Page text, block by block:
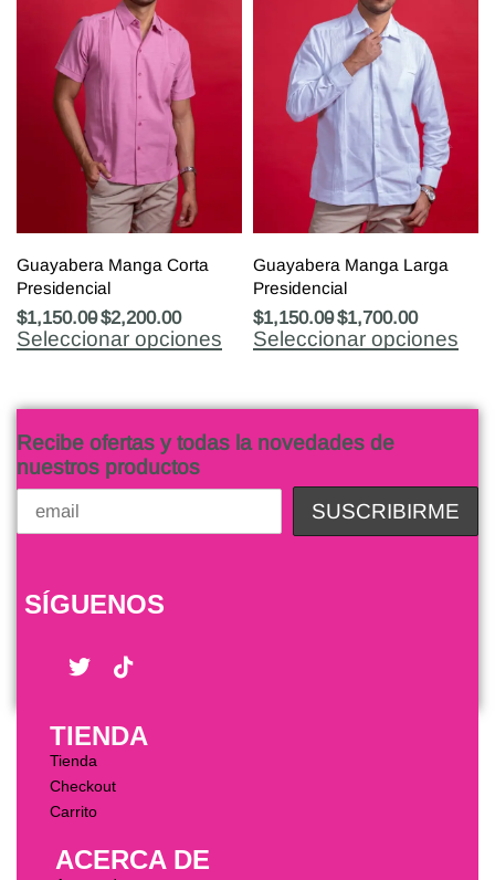
Guayabera Manga Corta
Presidencial
$1,150.00$2,200.00
Seleccionar opciones
Guayabera Manga Larga
Presidencial
$1,150.00$1,700.00
Seleccionar opciones
Recibe ofertas y todas la novedades de
nuestros productos
SÍGUENOS
TIENDA
Tienda
Checkout
Carrito
ACERCA DE